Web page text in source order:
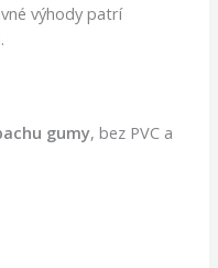
výhody patrí
gumy, bez PVC a